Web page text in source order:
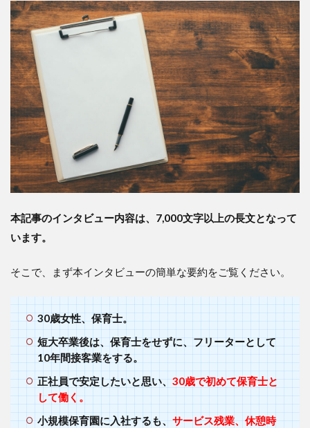
ける
ブラ
ック
な小
規模
保育
園
3
持ち
帰り
仕
事、
サー
ビス
業、
休憩
なし
ツイ
環境
で
日々
働く
4
退職
代行
の存
在は
本記事のインタビュー内容は、7,000文字以上の長文となって
います。
そこで、まず本インタビューの簡単な要約をご覧ください。
30歳女性、保育士。
短大卒業後は、保育士をせずに、フリーターとして
10年間接客業をする。
正社員で安定したいと思い、30歳で初めて保育士と
して働く。
小規模保育園に入社するも、サービス残業、休憩時